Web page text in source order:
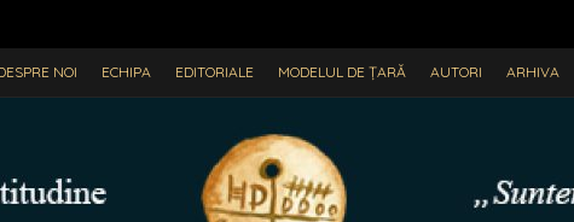
NOI ECHIPA EDITORIALE MODELUL DE ȚARĂ AUTORI ARHIVA